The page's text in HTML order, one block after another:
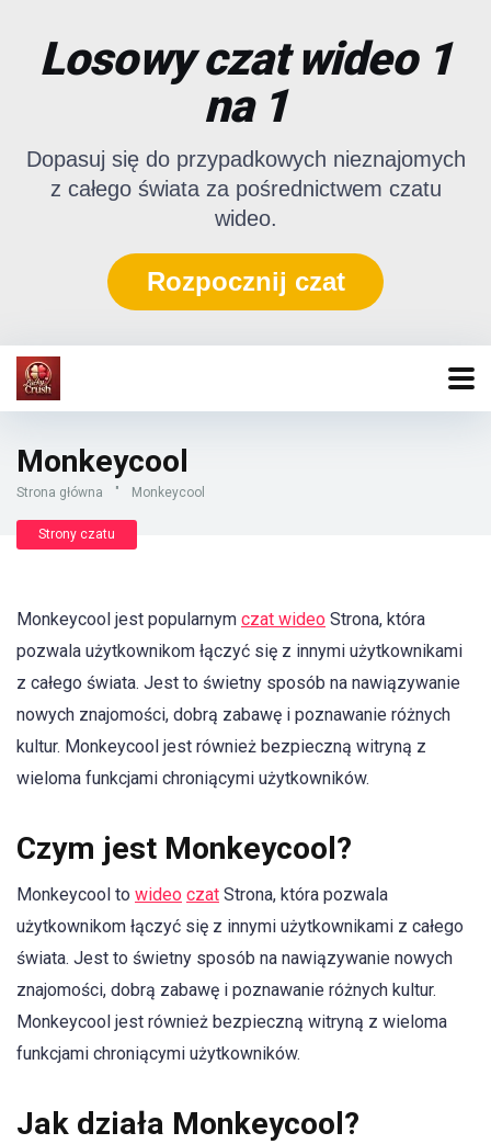
Losowy czat wideo 1
na 1
Dopasuj się do przypadkowych nieznajomych
z całego świata za pośrednictwem czatu
wideo.
Rozpocznij czat
Monkeycool
Strona główna " Monkeycool
Strony czatu
Monkeycool jest popularnym czat wideo Strona, która
pozwala użytkownikom łączyć się z innymi użytkownikami
z całego świata. Jest to świetny sposób na nawiązywanie
nowych znajomości, dobrą zabawę i poznawanie różnych
kultur. Monkeycool jest również bezpieczną witryną z
wieloma funkcjami chroniącymi użytkowników.
Czym jest Monkeycool?
Monkeycool to wideo czat Strona, która pozwala
użytkownikom łączyć się z innymi użytkownikami z całego
świata. Jest to świetny sposób na nawiązywanie nowych
znajomości, dobrą zabawę i poznawanie różnych kultur.
Monkeycool jest również bezpieczną witryną z wieloma
funkcjami chroniącymi użytkowników.
Jak działa Monkeycool?